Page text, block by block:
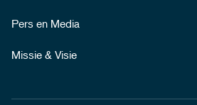
Pers en Media
Missie & Visie